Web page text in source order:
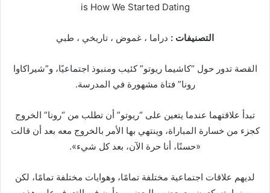
is How We Started Dating
التصنيفات : دراما ، غموض ، تاريخي ، طبي
القصة تدور حول “كاشيما ريوتو” كئيب ومنبوذ اجتماعيًا، و”شيراكاوا
رونا” فتاة مشهورة في المدرسة.
تبدأ علاقتهما عندما يتعين على “ريوتو” أن تطلب من “رونا” الخروج
كجزء من خسارة المباراة، وينتهي بها الأمر بالخروج معه بعد أن قالت
«حسنًا، أنا حرة الآن، بعد كل شيء».
لديهم علاقات اجتماعية مختلفة تمامًا، وهوايات مختلفة تمامًا، لكن